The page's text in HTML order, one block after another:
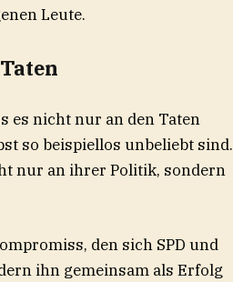
Leute.
es nicht nur an den Taten
so beispiellos unbeliebt sind.
nur an ihrer Politik, sondern
den sich SPD und
ihn gemeinsam als Erfolg